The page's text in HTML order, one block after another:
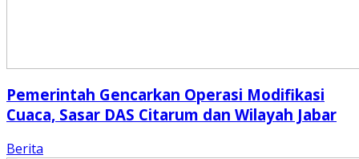
Pemerintah Gencarkan Operasi Modifikasi
Cuaca, Sasar DAS Citarum dan Wilayah Jabar
Berita